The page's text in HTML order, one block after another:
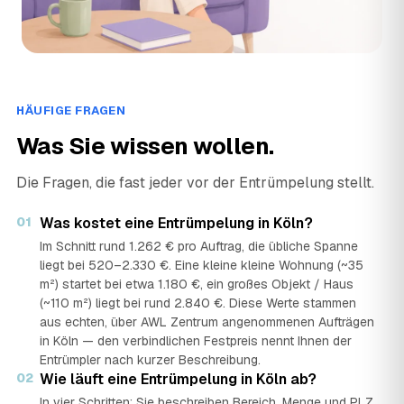
KH
Alban-Berg-Weg 3, 50829 Köln · ★ 5 (23)
LK
Neue Weyerstraße 2, 50676 Köln · ★ 5 (50)
Flittarder Hauptstraße, 51061 Köln · ★ 5 (18)
ÖD
ÖKS Dienstleistungen
Hospeltstraße 15, 50825 Köln · ★ 5 (12)
›
RK
RAVOS Containerdienst Köln
Stolberger Str. 194/196, 50933 Köln · ★ 5 (16)
›
Rheinland Entrümpelung 24
Jüssenstraße, 50827 Köln · ★ 5 (22)
HÄUFIGE FRAGEN
Was Sie wissen wollen.
Die Fragen, die fast jeder vor der Entrümpelung stellt.
01 Was kostet eine Entrümpelung in Köln?
Im Schnitt rund 1.262 € pro Auftrag, die übliche Spanne
liegt bei 520–2.330 €. Eine kleine kleine Wohnung (~35
m²) startet bei etwa 1.180 €, ein großes Objekt / Haus
(~110 m²) liegt bei rund 2.840 €. Diese Werte stammen
aus echten, über AWL Zentrum angenommenen Aufträgen
in Köln — den verbindlichen Festpreis nennt Ihnen der
Entrümpler nach kurzer Beschreibung.
02 Wie läuft eine Entrümpelung in Köln ab?